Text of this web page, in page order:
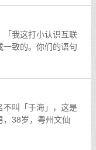
我这打小认识互联
一致的。你们的语句
叫「于海」，这是
，38岁，粤州文仙
那边混过社会，当